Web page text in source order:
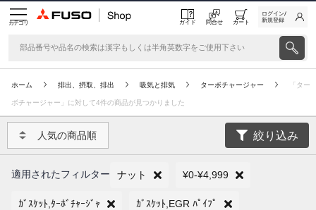
カテゴリ ガイド 問合せ カート
ログイン/
新規登録
ホーム 排出、摂取、排出 吸気と排気 ターボチャージャー 「ター
ボチャージャー」に対して4件の商品が見つかりました
人気の商品順 絞り込み
適用されたフィルター ナット ¥0-¥4,999
ｶﾞｽｹｯﾄ,ﾀｰﾎﾞﾁｬｰｼﾞｬ ｶﾞｽｹｯﾄ,EGR ﾊﾟｲﾌﾟ